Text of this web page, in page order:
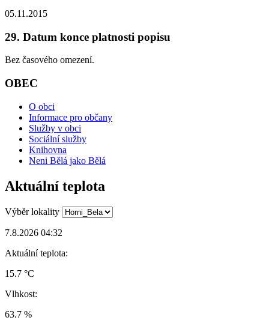
05.11.2015
29. Datum konce platnosti popisu
Bez časového omezení.
OBEC
O obci
Informace pro občany
Služby v obci
Sociální služby
Knihovna
Neni Bělá jako Bělá
Aktuální teplota
Výběr lokality
7.8.2026 04:32
Aktuální teplota:
15.7 °C
Vlhkost:
63.7 %